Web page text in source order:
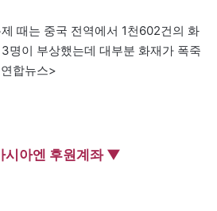
때는 중국 전역에서 1천602건의 화
명이 부상했는데 대부분 화재가 폭죽
합뉴스>
아엔 후원계좌 ▼